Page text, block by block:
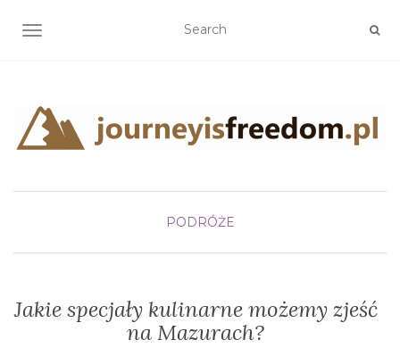
TOGGLE NAVIGATION
PODRÓŻE
Jakie specjały kulinarne możemy zjeść
na Mazurach?